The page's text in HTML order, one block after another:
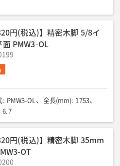
円(税込)】精密木脚 5/8イ
面 PMW3-OL
: PMW3-OL 全長(mm): 1753
6.7
円(税込)】精密木脚 35mm
OT